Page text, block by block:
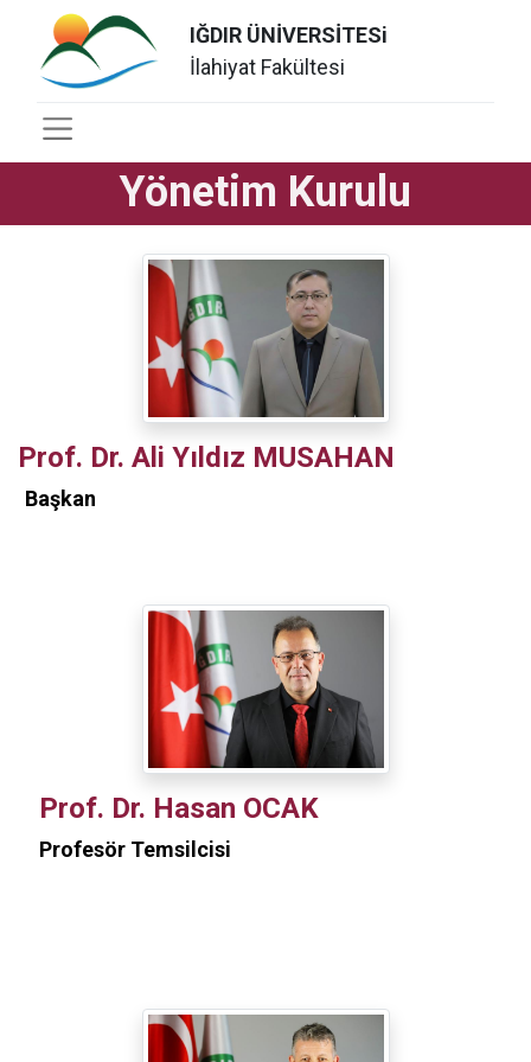
IĞDIR ÜNİVERSİTESi
İlahiyat Fakültesi
Yönetim Kurulu
Prof. Dr. Ali Yıldız MUSAHAN
Başkan
Prof. Dr. Hasan OCAK
Profesör Temsilcisi